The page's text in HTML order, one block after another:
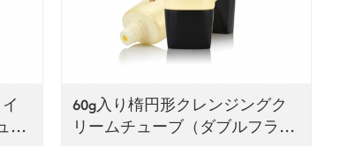
ー
60g入り楕円形クレンジングク
リームチューブ（ダブルフラッ